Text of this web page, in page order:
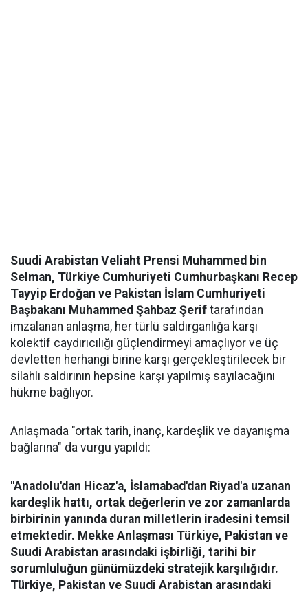
Suudi Arabistan Veliaht Prensi Muhammed bin
Selman, Türkiye Cumhuriyeti Cumhurbaşkanı Recep
Tayyip Erdoğan ve Pakistan İslam Cumhuriyeti
Başbakanı Muhammed Şahbaz Şerif tarafından
imzalanan anlaşma, her türlü saldırganlığa karşı
kolektif caydırıcılığı güçlendirmeyi amaçlıyor ve üç
devletten herhangi birine karşı gerçekleştirilecek bir
silahlı saldırının hepsine karşı yapılmış sayılacağını
hükme bağlıyor.
Anlaşmada "ortak tarih, inanç, kardeşlik ve dayanışma
bağlarına" da vurgu yapıldı:
"Anadolu'dan Hicaz'a, İslamabad'dan Riyad'a uzanan
kardeşlik hattı, ortak değerlerin ve zor zamanlarda
birbirinin yanında duran milletlerin iradesini temsil
etmektedir. Mekke Anlaşması Türkiye, Pakistan ve
Suudi Arabistan arasındaki işbirliği, tarihi bir
sorumluluğun günümüzdeki stratejik karşılığıdır.
Türkiye, Pakistan ve Suudi Arabistan arasındaki